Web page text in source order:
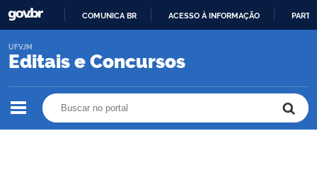
O
COMUNICA BR ACESSO À INFORMAÇÃO
Editais e Concursos
UFVJM